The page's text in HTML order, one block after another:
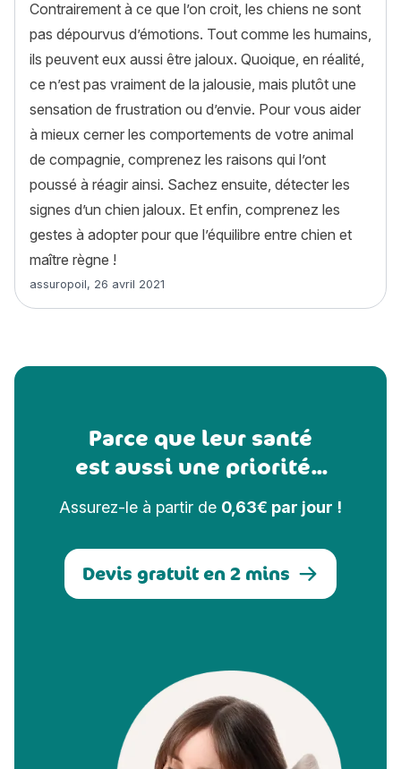
Contrairement à ce que l’on croit, les chiens ne sont
pas dépourvus d’émotions. Tout comme les humains,
ils peuvent eux aussi être jaloux. Quoique, en réalité,
ce n’est pas vraiment de la jalousie, mais plutôt une
sensation de frustration ou d’envie. Pour vous aider
à mieux cerner les comportements de votre animal
de compagnie, comprenez les raisons qui l’ont
poussé à réagir ainsi. Sachez ensuite, détecter les
signes d’un chien jaloux. Et enfin, comprenez les
gestes à adopter pour que l’équilibre entre chien et
maître règne !
Article rédigé par
assuropoil, 26 avril 2021
Parce que leur santé
est aussi une priorité...
Assurez-le à partir de 0,63€ par jour !
Devis gratuit en 2 mins